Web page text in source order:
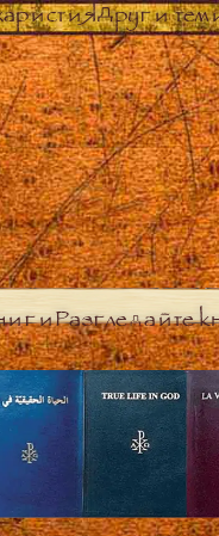
Други
Разгледайте